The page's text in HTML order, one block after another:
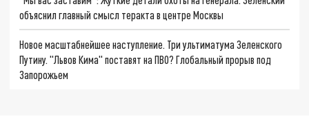
объяснил главный смысл теракта в центре Москвы
Новое масштабнейшее наступление. Три ультиматума Зеленского
Путину. "Львов Кима" поставят на ПВО? Глобальный прорыв под
Запорожьем